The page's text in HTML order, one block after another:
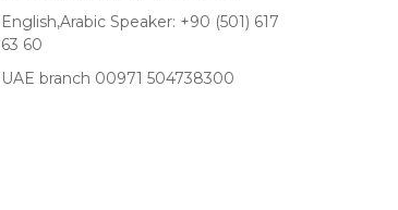
English,Arabic Speaker: +90 (501) 617
63 60
UAE branch 00971 504738300